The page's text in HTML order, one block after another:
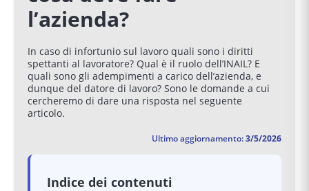
l’azienda?
In caso di infortunio sul lavoro quali sono i diritti
spettanti al lavoratore? Qual è il ruolo dell’INAIL? E
quali sono gli adempimenti a carico dell’azienda, e
dunque del datore di lavoro? Sono le domande a cui
cercheremo di dare una risposta nel seguente
articolo.
Ultimo aggiornamento:3/5/2026
Indice dei contenuti